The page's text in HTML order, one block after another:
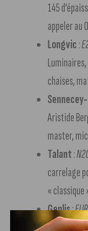
145
appeler au
Longvic:
chaises,
Aristide
master,
Talant:
carrelage
«
Genlis:
vente :